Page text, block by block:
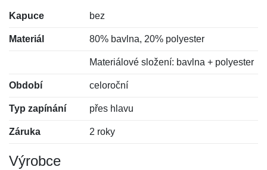
Kapuce bez
Materiál 80% bavlna, 20% polyester
Materiálové složení: bavlna + polyester
Období celoroční
Typ zapínání přes hlavu
Záruka 2 roky
Výrobce